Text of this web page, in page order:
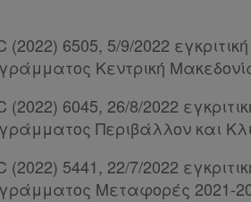
(2022) 6505, 5/9/2022
Κεντρική
(2022) 6045, 26/8/2022
Περιβάλλον και
(2022) 5441, 22/7/2022
Μεταφορές 2021-